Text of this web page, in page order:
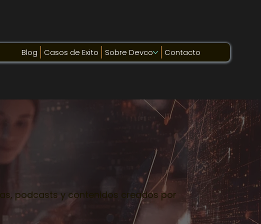
Blog Casos de Exito Sobre Devco Contacto
podcasts y contenidos creados por